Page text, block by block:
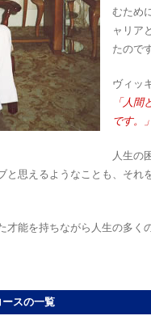
むため
ャリア
たので
ヴィッ
「人
です。」
人生の
と思えるようなことも、それ
才能を持ちながら人生の多
スの一覧